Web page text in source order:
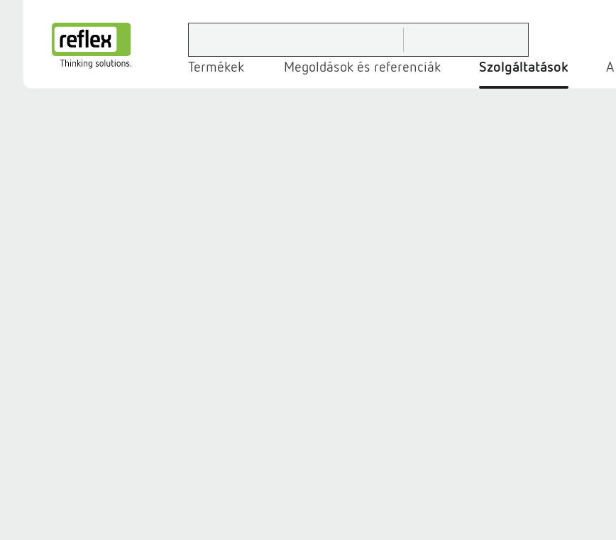
Termékek Megoldások és referenciák Szolgáltatások